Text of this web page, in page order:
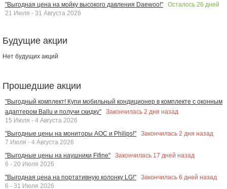
"Выгодная цена на мойку высокого давления Daewoo!"
Осталось 26 дней
21 Июля - 31 Августа 2026
Будущие акции
Нет будущих акций
Прошедшие акции
"Выгодный комплект! Купи мобильный кондиционер в комплекте с оконным
адаптером Ballu и получи скидку"
Закончилась 2 дня назад
15 Июля - 4 Августа 2026
"Выгодные цены на мониторы AOC и Philips!"
Закончилась 2 дня назад
7 Июля - 4 Августа 2026
"Выгодные цены на наушники Fifine"
Закончилась 17 дней назад
6 - 20 Июля 2026
"Выгодная цена на портативную колонку LG!"
Закончилась 6 дней назад
6 - 31 Июля 2026